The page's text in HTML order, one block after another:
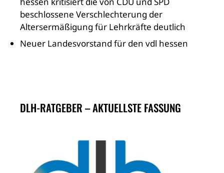
beschlossene Verschlechterung der
Altersermäßigung für Lehrkräfte deutlich
Neuer Landesvorstand für den vdl hessen
DLH-RATGEBER – AKTUELLSTE FASSUNG